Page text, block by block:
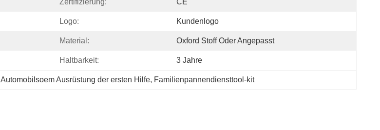
Zertifizierung: CE
Logo: Kundenlogo
Material: Oxford Stoff Oder Angepasst
Haltbarkeit: 3 Jahre
Automobilsoem Ausrüstung der ersten Hilfe, Familienpannendiensttool-kit